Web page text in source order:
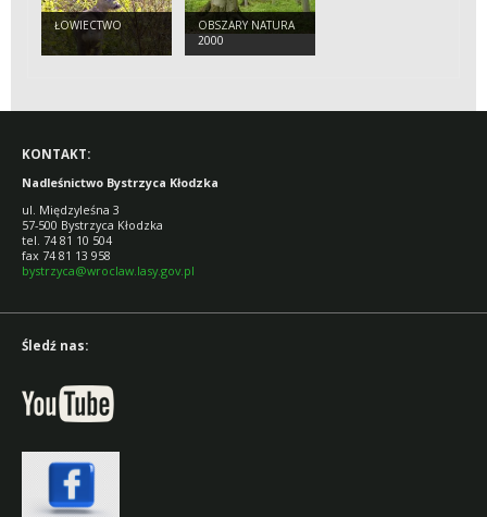
ŁOWIECTWO
OBSZARY NATURA
2000
KONTAKT:
Nadleśnictwo Bystrzyca Kłodzka
ul. Międzyleśna 3
57-500 Bystrzyca Kłodzka
tel. 74 81 10 504
fax 74 81 13 958
bystrzyca@wroclaw.lasy.gov.pl
Śledź nas: